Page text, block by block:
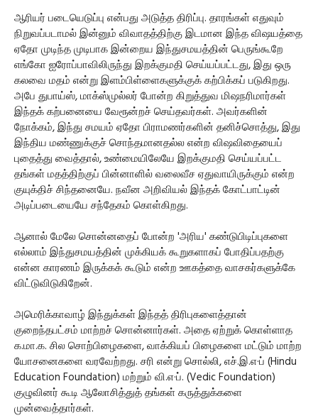
ஆரியர் படையெடுப்பு என்பது அடுத்த திரிப்பு. தாரங்கள் எதுவும்
நிறுவப்படாமல் இன்னும் விவாதத்திற்கு இடமான இந்த விஷயத்தை
ஏதோ முடிந்த முடிபாக இன்றைய இந்துசமயத்தின் பெருங்கூறே
எங்கோ ஐரோப்பாவிலிருந்து இறக்குமதி செய்யப்பட்டது, இது ஒரு
கலவை மதம் என்று இளம்பிள்ளைகளுக்குக் கற்பிக்கப் படுகிறது.
அபே துபாய்ஸ், மாக்ஸ்முல்லர் போன்ற கிறுத்துவ மிஷநரிமார்கள்
இந்தக் கற்பனையை வேரூன்றச் செய்தவர்கள். அவர்களின்
நோக்கம், இந்து சமயம் ஏதோ பிராமணர்களின் தனிச்சொத்து, இது
இந்திய மண்ணுக்குச் சொந்தமானதல்ல என்ற விஷவிதையைப்
புதைத்து வைத்தால், உண்மையிலேயே இறக்குமதி செய்யப்பட்ட
தங்கள் மதத்திற்குப் பின்னாளில் வலைவீச ஏதுவாயிருக்கும் என்ற
குயுக்திச் சிந்தனையே. நவீன அறிவியல் இந்தக் கோட்பாட்டின்
அடிப்படையையே சந்தேகம் கொள்கிறது.
ஆனால் மேலே சொன்னதைப் போன்ற 'அரிய' கண்டுபிடிப்புகளை
எல்லாம் இந்துசமயத்தின் முக்கியக் கூறுகளாகப் போதிப்பதற்கு
என்ன காரணம் இருக்கக் கூடும் என்ற ஊகத்தை வாசகர்களுக்கே
விட்டுவிடுகிறேன்.
அமெரிக்காவாழ் இந்துக்கள் இந்தத் திரிபுகளைத்தான்
குறைந்தபட்சம் மாற்றச் சொன்னார்கள். அதை ஏற்றுக் கொள்ளாத
க.மா.க. சில சொற்பிழைகளை, வாக்கியப் பிழைகளை மட்டும் மாற்ற
யோசனைகளை வரவேற்றது. சரி என்று சொல்லி, எச்.இ.எ·ப் (Hindu
Education Foundation) மற்றும் வி.எ·ப். (Vedic Foundation)
குழுவினர் கூடி ஆலோசித்துத் தங்கள் கருத்துக்களை
முன்வைத்தார்கள்.